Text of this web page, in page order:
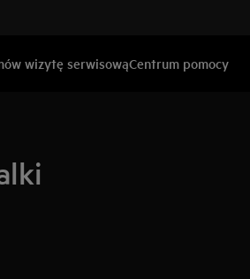
wizytę serwisowąCentrum pomocy